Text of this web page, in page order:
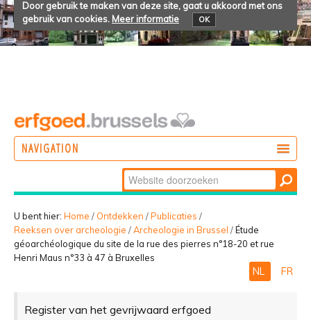
Door gebruik te maken van deze site, gaat u akkoord met ons
gebruik van cookies. Meer informatie OK
NAVIGATION
BELEVEN
Zoek
Geavanceerd
zoeken...
U bent hier: Home / Ontdekken /Publicaties /
Reeksen over archeologie /Archeologie in Brussel /Étude
géoarchéologique du site de la rue des pierres n°18-20 et rue
Henri Maus n°33 à 47 à Bruxelles
NL FR
Register van het gevrijwaard erfgoed